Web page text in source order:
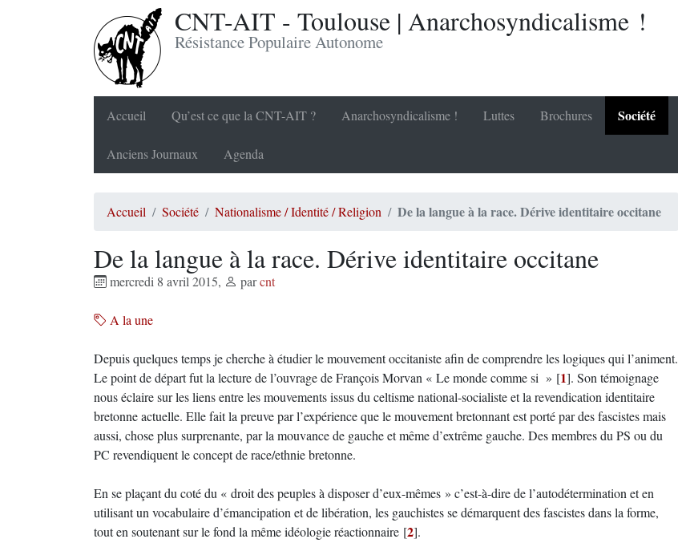
CNT-AIT - Toulouse | Anarchosyndicalisme !
Résistance Populaire Autonome
Accueil Qu’est ce que la CNT-AIT ? Anarchosyndicalisme ! Luttes Brochures Société
Anciens Journaux Agenda
Accueil Société Nationalisme / Identité / Religion De la langue à la race. Dérive identitaire occitane
De la langue à la race. Dérive identitaire occitane
mercredi 8 avril 2015, parcnt
A la une
Depuis quelques temps je cherche à étudier le mouvement occitaniste afin de comprendre les logiques qui l’animent.
Le point de départ fut la lecture de l’ouvrage de François Morvan « Le monde comme si » [1]. Son témoignage
nous éclaire sur les liens entre les mouvements issus du celtisme national-socialiste et la revendication identitaire
bretonne actuelle. Elle fait la preuve par l’expérience que le mouvement bretonnant est porté par des fascistes mais
aussi, chose plus surprenante, par la mouvance de gauche et même d’extrême gauche. Des membres du PS ou du
PC revendiquent le concept de race/ethnie bretonne.
En se plaçant du coté du « droit des peuples à disposer d’eux-mêmes » c’est-à-dire de l’autodétermination et en
utilisant un vocabulaire d’émancipation et de libération, les gauchistes se démarquent des fascistes dans la forme,
tout en soutenant sur le fond la même idéologie réactionnaire [2].